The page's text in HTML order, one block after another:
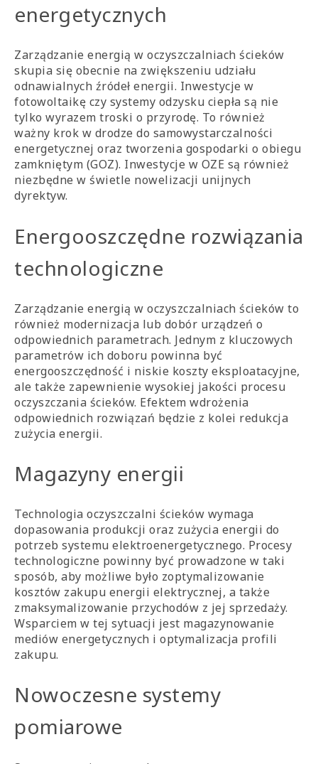
energetycznych
Zarządzanie energią w oczyszczalniach ścieków
skupia się obecnie na zwiększeniu udziału
odnawialnych źródeł energii. Inwestycje w
fotowoltaikę czy systemy odzysku ciepła są nie
tylko wyrazem troski o przyrodę. To również
ważny krok w drodze do samowystarczalności
energetycznej oraz tworzenia gospodarki o obiegu
zamkniętym (GOZ). Inwestycje w OZE są również
niezbędne w świetle nowelizacji unijnych
dyrektyw.
Energooszczędne rozwiązania
technologiczne
Zarządzanie energią w oczyszczalniach ścieków to
również modernizacja lub dobór urządzeń o
odpowiednich parametrach. Jednym z kluczowych
parametrów ich doboru powinna być
energooszczędność i niskie koszty eksploatacyjne,
ale także zapewnienie wysokiej jakości procesu
oczyszczania ścieków. Efektem wdrożenia
odpowiednich rozwiązań będzie z kolei redukcja
zużycia energii.
Magazyny energii
Technologia oczyszczalni ścieków wymaga
dopasowania produkcji oraz zużycia energii do
potrzeb systemu elektroenergetycznego. Procesy
technologiczne powinny być prowadzone w taki
sposób, aby możliwe było zoptymalizowanie
kosztów zakupu energii elektrycznej, a także
zmaksymalizowanie przychodów z jej sprzedaży.
Wsparciem w tej sytuacji jest magazynowanie
mediów energetycznych i optymalizacja profili
zakupu.
Nowoczesne systemy
pomiarowe